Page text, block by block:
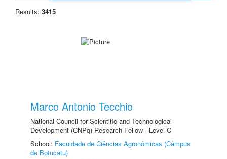
Results: 3415
Marco Antonio Tecchio
National Council for Scientific and Technological
Development (CNPq) Research Fellow - Level C
School: Faculdade de Ciências Agronômicas (Câmpus
de Botucatu)